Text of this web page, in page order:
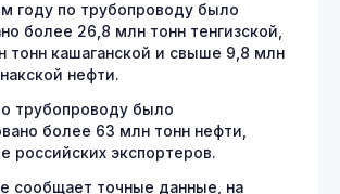
году по трубопроводу было
более 26,8 млн тонн тенгизской,
тонн кашаганской и свыше 9,8 млн
нефти.
трубопроводу было
более 63 млн тонн нефти,
российских экспортеров.
сообщает точные данные, на